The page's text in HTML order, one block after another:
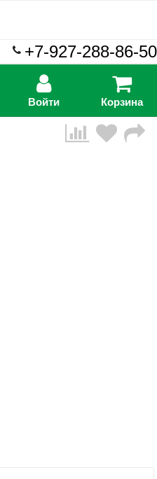
+7-927-288-86-50
Войти Корзина